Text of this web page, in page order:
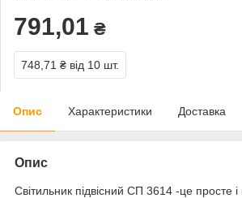
791,01 ₴
748,71 ₴ від 10 шт.
Опис Характеристики Доставка
Опис
Світильник підвісний СП 3614 -це просте